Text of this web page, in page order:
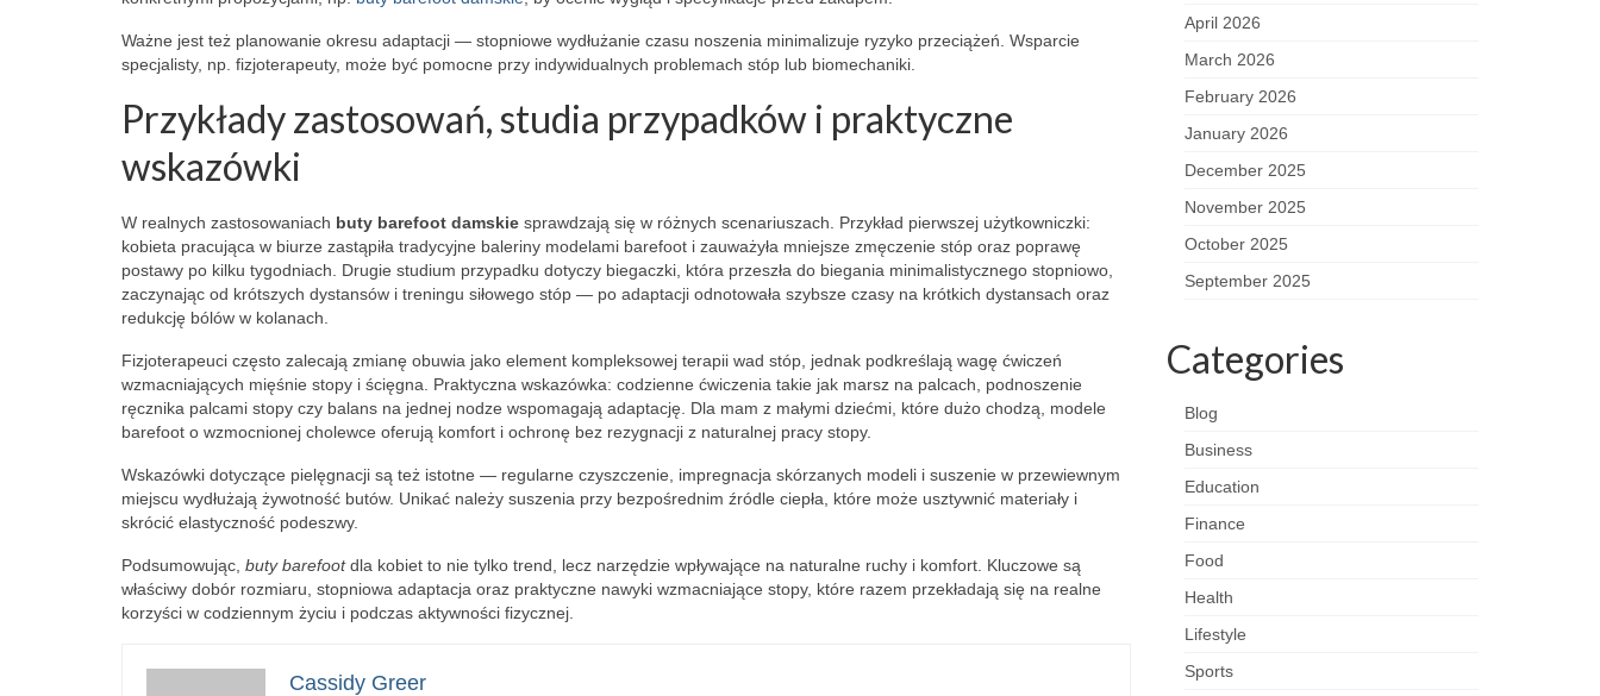
Ważne jest też planowanie okresu adaptacji — stopniowe wydłużanie czasu noszenia minimalizuje ryzyko przeciążeń. Wsparcie
specjalisty, np. fizjoterapeuty, może być pomocne przy indywidualnych problemach stóp lub biomechaniki.
Przykłady zastosowań, studia przypadków i praktyczne
wskazówki
W realnych zastosowaniach buty barefoot damskie sprawdzają się w różnych scenariuszach. Przykład pierwszej użytkowniczki:
kobieta pracująca w biurze zastąpiła tradycyjne baleriny modelami barefoot i zauważyła mniejsze zmęczenie stóp oraz poprawę
postawy po kilku tygodniach. Drugie studium przypadku dotyczy biegaczki, która przeszła do biegania minimalistycznego stopniowo,
zaczynając od krótszych dystansów i treningu siłowego stóp — po adaptacji odnotowała szybsze czasy na krótkich dystansach oraz
redukcję bólów w kolanach.
Fizjoterapeuci często zalecają zmianę obuwia jako element kompleksowej terapii wad stóp, jednak podkreślają wagę ćwiczeń
wzmacniających mięśnie stopy i ścięgna. Praktyczna wskazówka: codzienne ćwiczenia takie jak marsz na palcach, podnoszenie
ręcznika palcami stopy czy balans na jednej nodze wspomagają adaptację. Dla mam z małymi dziećmi, które dużo chodzą, modele
barefoot o wzmocnionej cholewce oferują komfort i ochronę bez rezygnacji z naturalnej pracy stopy.
Wskazówki dotyczące pielęgnacji są też istotne — regularne czyszczenie, impregnacja skórzanych modeli i suszenie w przewiewnym
miejscu wydłużają żywotność butów. Unikać należy suszenia przy bezpośrednim źródle ciepła, które może usztywnić materiały i
skrócić elastyczność podeszwy.
Podsumowując, buty barefootdla kobiet to nie tylko trend, lecz narzędzie wpływające na naturalne ruchy i komfort. Kluczowe są
właściwy dobór rozmiaru, stopniowa adaptacja oraz praktyczne nawyki wzmacniające stopy, które razem przekładają się na realne
korzyści w codziennym życiu i podczas aktywności fizycznej.
Cassidy Greer
April 2026
March 2026
February 2026
January 2026
December 2025
November 2025
October 2025
September 2025
Categories
Blog
Business
Education
Finance
Food
Health
Lifestyle
Sports